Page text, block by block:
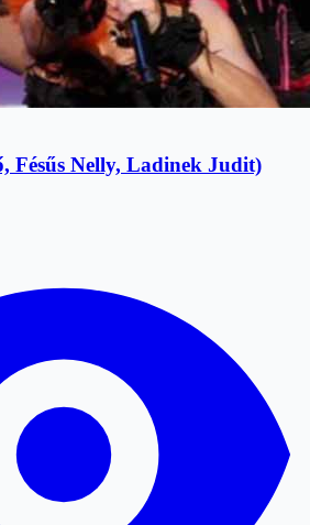
Fésűs Nelly, Ladinek Judit)